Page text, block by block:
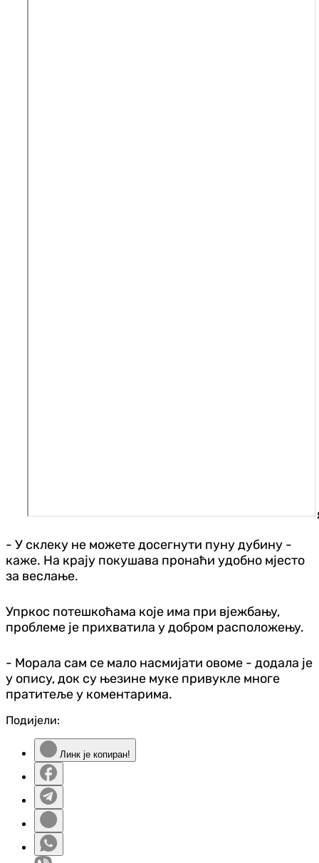
- У склеку не можете досегнути пуну дубину -
каже. На крају покушава пронаћи удобно мјесто
за веслање.
Упркос потешкоћама које има при вјежбању,
проблеме је прихватила у добром расположењу.
- Морала сам се мало насмијати овоме - додала је
у опису, док су њезине муке привукле многе
пратитеље у коментарима.
Подијели:
Линк је копиран!